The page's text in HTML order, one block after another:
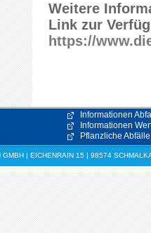
Weitere
Link zur
https://
Informationen
Informationen
Pflanzliche Abfälle
GMBH | EICHENRAIN 15 | 98574